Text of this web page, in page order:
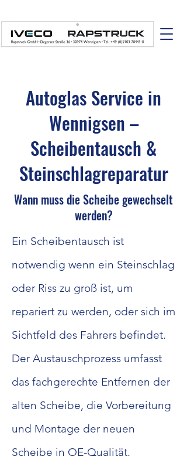
Autoglas Service in
Wennigsen –
Scheibentausch &
Steinschlagreparatur
Wann muss die Scheibe gewechselt
werden?
Ein Scheibentausch ist
notwendig wenn ein Steinschlag
oder Riss zu groß ist, um
repariert zu werden, oder sich im
Sichtfeld des Fahrers befindet.
Der Austauschprozess umfasst
das fachgerechte Entfernen der
alten Scheibe, die Vorbereitung
und Montage der neuen
Scheibe in OE-Qualität.